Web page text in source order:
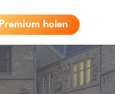
Premium holen